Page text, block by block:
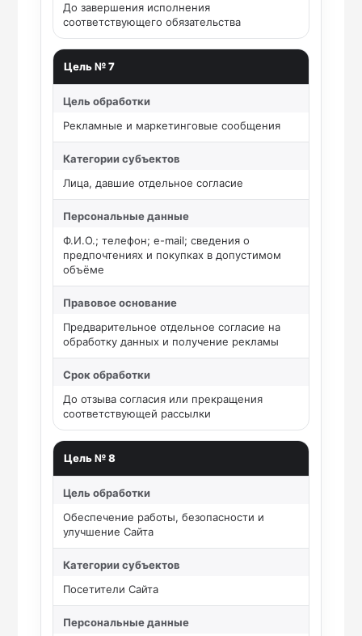
До завершения исполнения
соответствующего обязательства
Цель № 7
Цель обработки
Рекламные и маркетинговые сообщения
Категории субъектов
Лица, давшие отдельное согласие
Персональные данные
Ф.И.О.; телефон; e-mail; сведения о
предпочтениях и покупках в допустимом
объёме
Правовое основание
Предварительное отдельное согласие на
обработку данных и получение рекламы
Срок обработки
До отзыва согласия или прекращения
соответствующей рассылки
Цель № 8
Цель обработки
Обеспечение работы, безопасности и
улучшение Сайта
Категории субъектов
Посетители Сайта
Персональные данные